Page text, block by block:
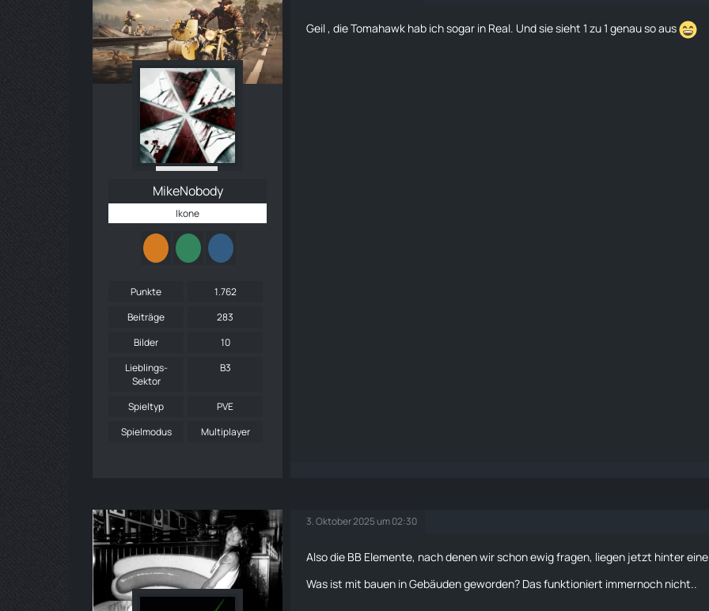
MikeNobody
Ikone
Punkte
1.762
Beiträge
283
Bilder
10
Lieblings-
Sektor
B3
Spieltyp
PVE
Spielmodus
Multiplayer
Geil , die Tomahawk hab ich sogar in Real. Und sie sieht 1 zu 1 genau so aus
3. Oktober 2025 um 02:30
Also die BB Elemente, nach denen wir schon ewig fragen, liegen jetzt hinter
Was ist mit bauen in Gebäuden geworden? Das funktioniert immernoch nicht..